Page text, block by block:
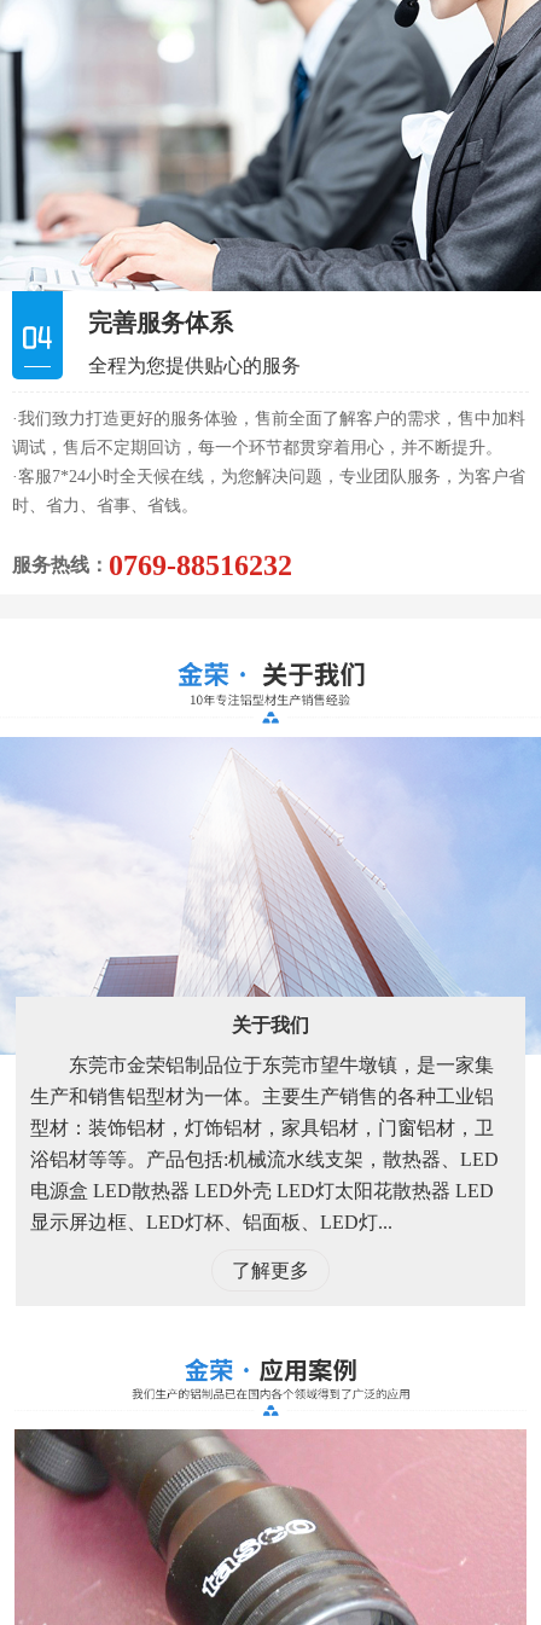
完善服务体系
全程为您提供贴心的服务
·我们致力打造更好的服务体验，售前全面了解客户的需求，售中加料
调试，售后不定期回访，每一个环节都贯穿着用心，并不断提升。
·客服7*24小时全天候在线，为您解决问题，专业团队服务，为客户省
时、省力、省事、省钱。
服务热线： 0769-88516232
关于我们
东莞市金荣铝制品位于东莞市望牛墩镇，是一家集
生产和销售铝型材为一体。主要生产销售的各种工业铝
型材：装饰铝材，灯饰铝材，家具铝材，门窗铝材，卫
浴铝材等等。产品包括:机械流水线支架，散热器、LED
电源盒 LED散热器 LED外壳 LED灯太阳花散热器 LED
显示屏边框、LED灯杯、铝面板、LED灯...
了解更多